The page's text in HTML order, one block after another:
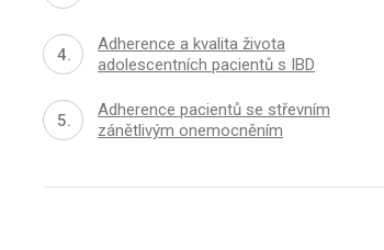
Adherence a kvalita života
adolescentních pacientů s IBD
Adherence pacientů se střevním
zánětlivým onemocněním